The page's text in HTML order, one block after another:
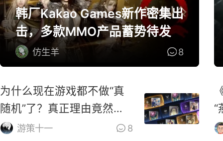
韩厂Kakao Games新作密集出
击，多款MMO产品蓄势待发
仿生羊 8
为什么现在游戏都不做“真
随机”了？真正理由竟然
是……游策十一 8
“